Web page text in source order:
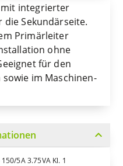
integrierter
Sekundärseite.
Primärleiter
ohne
für den
im Maschinen-
expand_more
5A 3.75VA Kl. 1